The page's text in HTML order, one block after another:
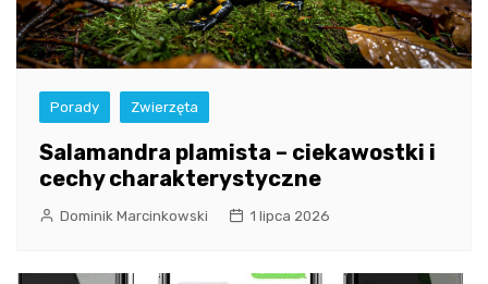
Porady Zwierzęta
Salamandra plamista – ciekawostki i
cechy charakterystyczne
Dominik Marcinkowski 1 lipca 2026